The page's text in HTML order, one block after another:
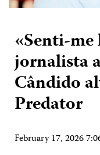
«Senti-
jornalista
Cândido
Predator
February 17, 2026